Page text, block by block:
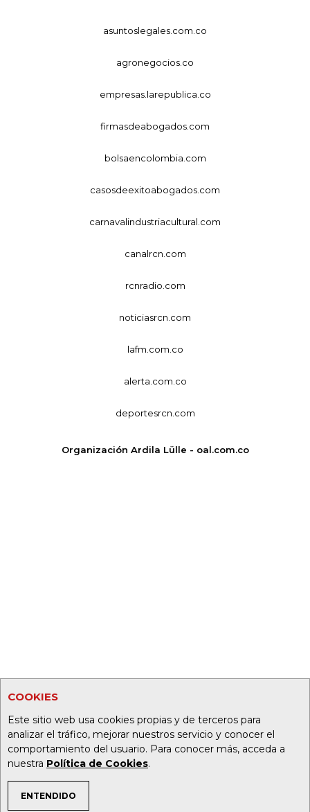
COOKIES
Este sitio web usa cookies propias y de terceros para
analizar el tráfico, mejorar nuestros servicio y conocer el
comportamiento del usuario. Para conocer más, acceda a
nuestra Política de Cookies.
ENTENDIDO
TEMAS DE INTERÉS
asuntoslegales.com.co
agronegocios.co
empresas.larepublica.co
firmasdeabogados.com
bolsaencolombia.com
casosdeexitoabogados.com
carnavalindustriacultural.com
canalrcn.com
rcnradio.com
noticiasrcn.com
lafm.com.co
alerta.com.co
deportesrcn.com
Organización Ardila Lülle - oal.com.co